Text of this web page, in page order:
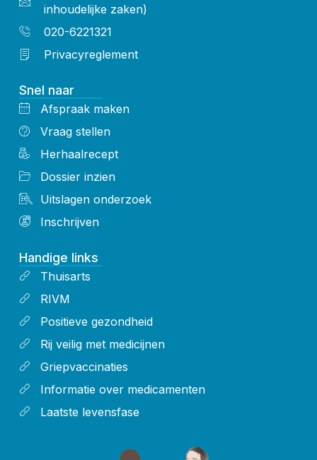
inhoudelijke zaken)
020-6221321
Privacyreglement
Snel naar
Afspraak maken
Vraag stellen
Herhaalrecept
Dossier inzien
Uitslagen onderzoek
Inschrijven
Handige links
Thuisarts
RIVM
Positieve gezondheid
Rij veilig met medicijnen
Griepvaccinaties
Informatie over medicamenten
Laatste levensfase